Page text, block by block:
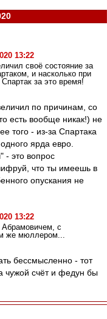
13:22
своё состояние за
и насколько при
за это время!
по причинам, со
есть вообще никак!) не
того - из-за Спартака
ярда евро.
- это вопрос
что ты имеешь в
опускания не
13:22
Абрамовичем, с
же мюллером...
бессмысленно - тот
чужой счёт и федун бы